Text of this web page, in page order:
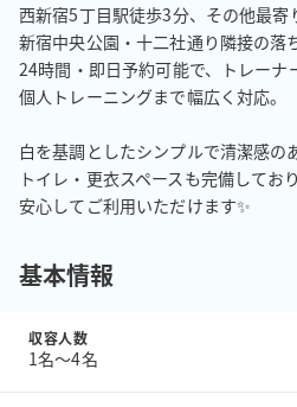
西新宿5丁目駅徒歩3分、その他最寄
新宿中央公園・十二社通り隣接の落
24時間・即日予約可能で、トレーナ
個人トレーニングまで幅広く対応。
白を基調としたシンプルで清潔感の
トイレ・更衣スペースも完備しており
安心してご利用いただけます✨
基本情報
収容人数
1名〜4名